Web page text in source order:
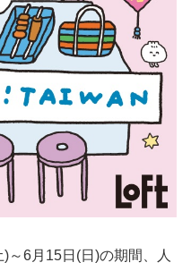
～6月15日(日)の期間、人